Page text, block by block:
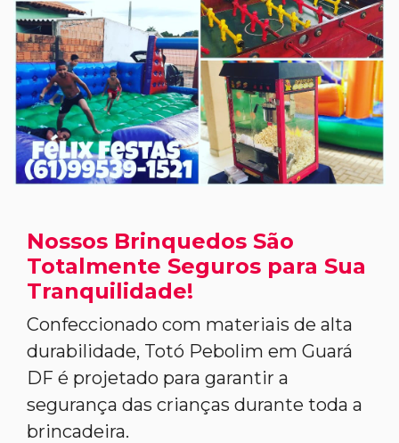
Nossos Brinquedos São
Totalmente Seguros para Sua
Tranquilidade!
Confeccionado com materiais de alta
durabilidade, Totó Pebolim em Guará
DF é projetado para garantir a
segurança das crianças durante toda a
brincadeira.